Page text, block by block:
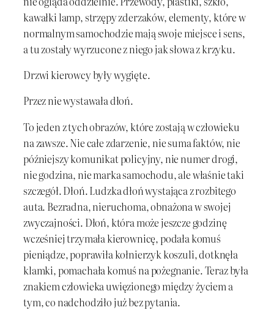
kawałki lamp, strzępy zderzaków, elementy, które w
normalnym samochodzie mają swoje miejsce i sens,
a tu zostały wyrzucone z niego jak słowa z krzyku.
Drzwi kierowcy były wygięte.
Przez nie wystawała dłoń.
To jeden z tych obrazów, które zostają w człowieku
na zawsze. Nie całe zdarzenie, nie suma faktów, nie
późniejszy komunikat policyjny, nie numer drogi,
nie godzina, nie marka samochodu, ale właśnie taki
szczegół. Dłoń. Ludzka dłoń wystająca z rozbitego
auta. Bezradna, nieruchoma, obnażona w swojej
zwyczajności. Dłoń, która może jeszcze godzinę
wcześniej trzymała kierownicę, podała komuś
pieniądze, poprawiła kołnierzyk koszuli, dotknęła
klamki, pomachała komuś na pożegnanie. Teraz była
znakiem człowieka uwięzionego między życiem a
tym, co nadchodziło już bez pytania.